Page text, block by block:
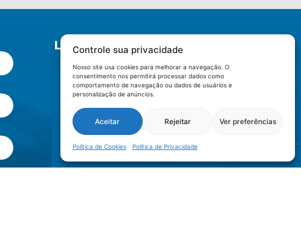
Controle sua privacidade
Nosso site usa cookies para melhorar a navegação. O
consentimento nos permitirá processar dados como
comportamento de navegação ou dados de usuários e
personalização de anúncios.
Aceitar Rejeitar Ver preferências
Política de Cookies Política de Privacidade
LOCALIZAÇÃO